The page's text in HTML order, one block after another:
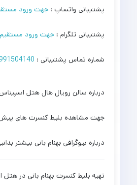
پشتیبانی واتساپ : جهت ورود
پشتیبانی تلگرام : جهت ورود مستقیم
شماره تماس پشتیبانی :
درباره سالن رویال هال هتل
جهت مشاهده بلیط کنسرت های
درباره بیوگرافی بهنام بانی بیشتر
تهیه بلیط کنسرت بهنام بانی در